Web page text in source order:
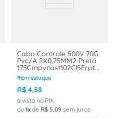
Cabo Controle 500V 70G
Pvc/A 2X0,75MM2 Preta
175Cmpvcast102Cl5Frpt
Belden
Em estoque
R$ 4,58
à vista no PIX
ou 1 de R$ 5,09 sem juros